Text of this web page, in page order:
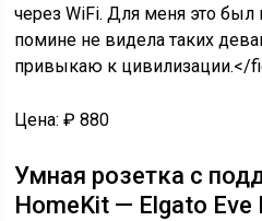
через WiFi. Для меня это
помине не видела таких
привыкаю к цивилизации.</
Цена: ₽ 880
Умная розетка с
HomeKit — Elgato Eve